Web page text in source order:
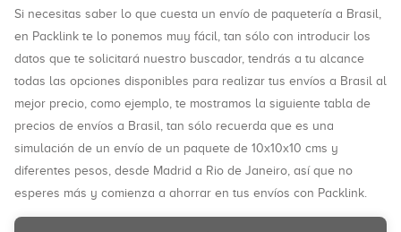
Si necesitas saber lo que cuesta un envío de paquetería a Brasil,
en Packlink te lo ponemos muy fácil, tan sólo con introducir los
datos que te solicitará nuestro buscador, tendrás a tu alcance
todas las opciones disponibles para realizar tus envíos a Brasil al
mejor precio, como ejemplo, te mostramos la siguiente tabla de
precios de envíos a Brasil, tan sólo recuerda que es una
simulación de un envío de un paquete de 10x10x10 cms y
diferentes pesos, desde Madrid a Rio de Janeiro, así que no
esperes más y comienza a ahorrar en tus envíos con Packlink.